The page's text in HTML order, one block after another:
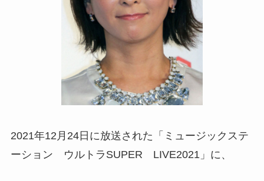
2021年12月24日に放送された「ミュージックステ
ーション ウルトラSUPER LIVE2021」に、